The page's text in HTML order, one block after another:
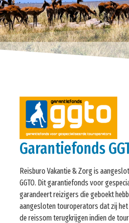
Garantiefonds
Reisburo Vakantie & Zorg is
GGTO. Dit garantiefonds voor
garandeert reizigers die geboekt
aangesloten touroperators dat zij
de reissom terugkrijgen indien de